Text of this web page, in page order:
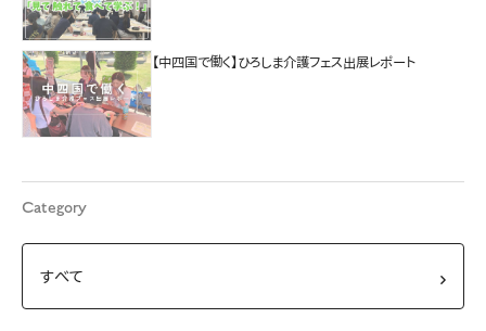
【中四国で働く】ひろしま介護フェス出展レポート
Category